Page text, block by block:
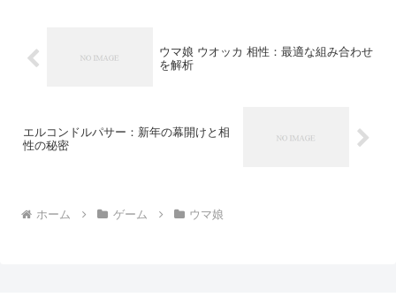
ウマ娘 ウオッカ 相性：最適な組み合わせ
を解析
エルコンドルパサー：新年の幕開けと相
性の秘密
ホーム ゲーム ウマ娘